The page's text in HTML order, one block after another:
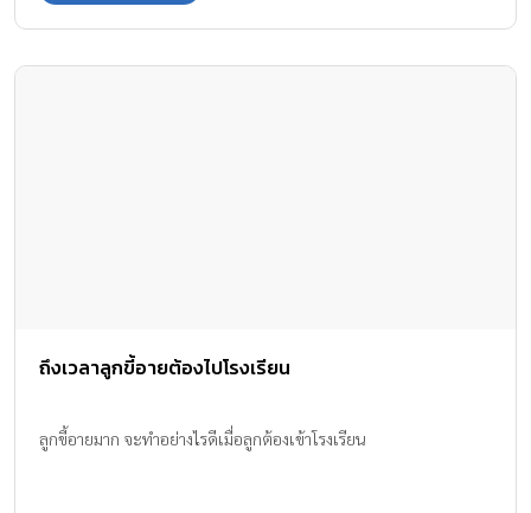
ถึงเวลาลูกขี้อายต้องไปโรงเรียน
ลูกขี้อายมาก จะทำอย่างไรดีเมื่อลูกต้องเข้าโรงเรียน